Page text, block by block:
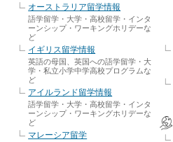
オーストラリア留学情報
語学留学・大学・高校留学・インタ
ーンシップ・ワーキングホリデーな
ど
イギリス留学情報
英語の母国、英国への語学留学・大
学・私立小学中学高校プログラムな
ど
アイルランド留学情報
語学留学・大学・高校留学・インタ
ーンシップ・ワーキングホリデーな
ど
マレーシア留学